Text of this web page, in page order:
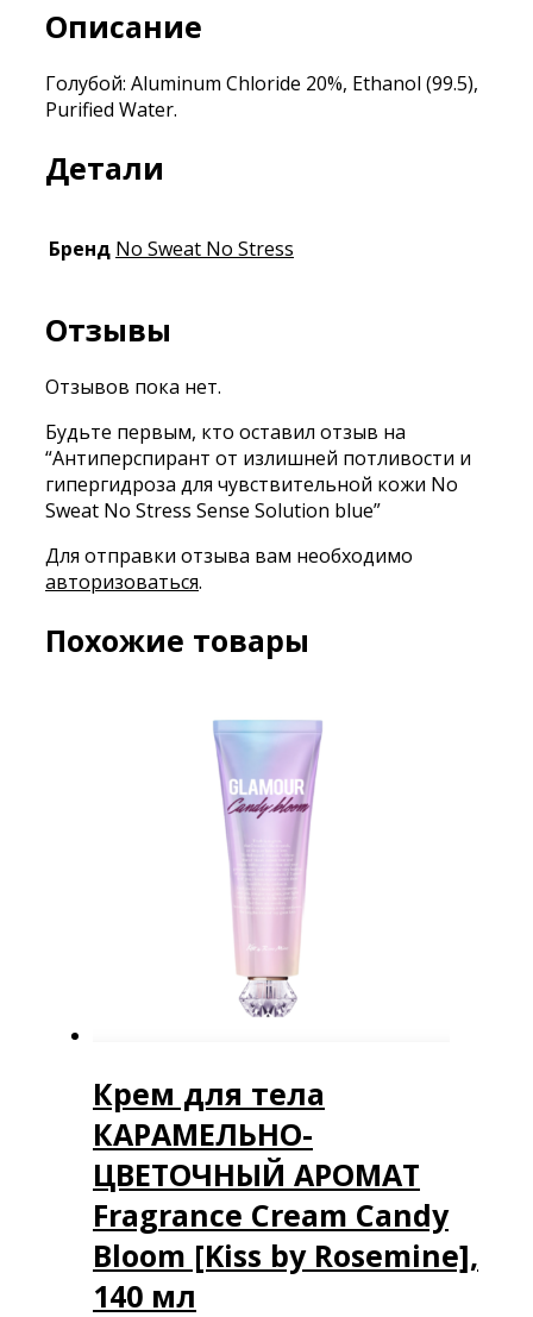
Описание
Голубой: Aluminum Chloride 20%, Ethanol (99.5),
Purified Water.
Детали
Бренд No Sweat No Stress
Отзывы
Отзывов пока нет.
Будьте первым, кто оставил отзыв на
“Антиперспирант от излишней потливости и
гипергидроза для чувствительной кожи No
Sweat No Stress Sense Solution blue”
Для отправки отзыва вам необходимо
авторизоваться.
Похожие товары
Крем для тела
КАРАМЕЛЬНО-
ЦВЕТОЧНЫЙ АРОМАТ
Fragrance Cream Candy
Bloom [Kiss by Rosemine],
140 мл